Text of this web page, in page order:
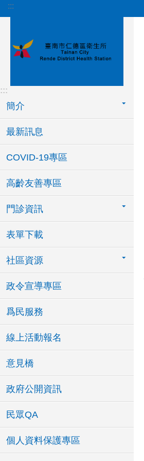
跳到主要內容區塊
:::
:::
簡介
最新訊息
COVID-19專區
高齡友善專區
門診資訊
表單下載
社區資源
政令宣導專區
爲民服務
線上活動報名
意見橋
政府公開資訊
民眾QA
個人資料保護專區